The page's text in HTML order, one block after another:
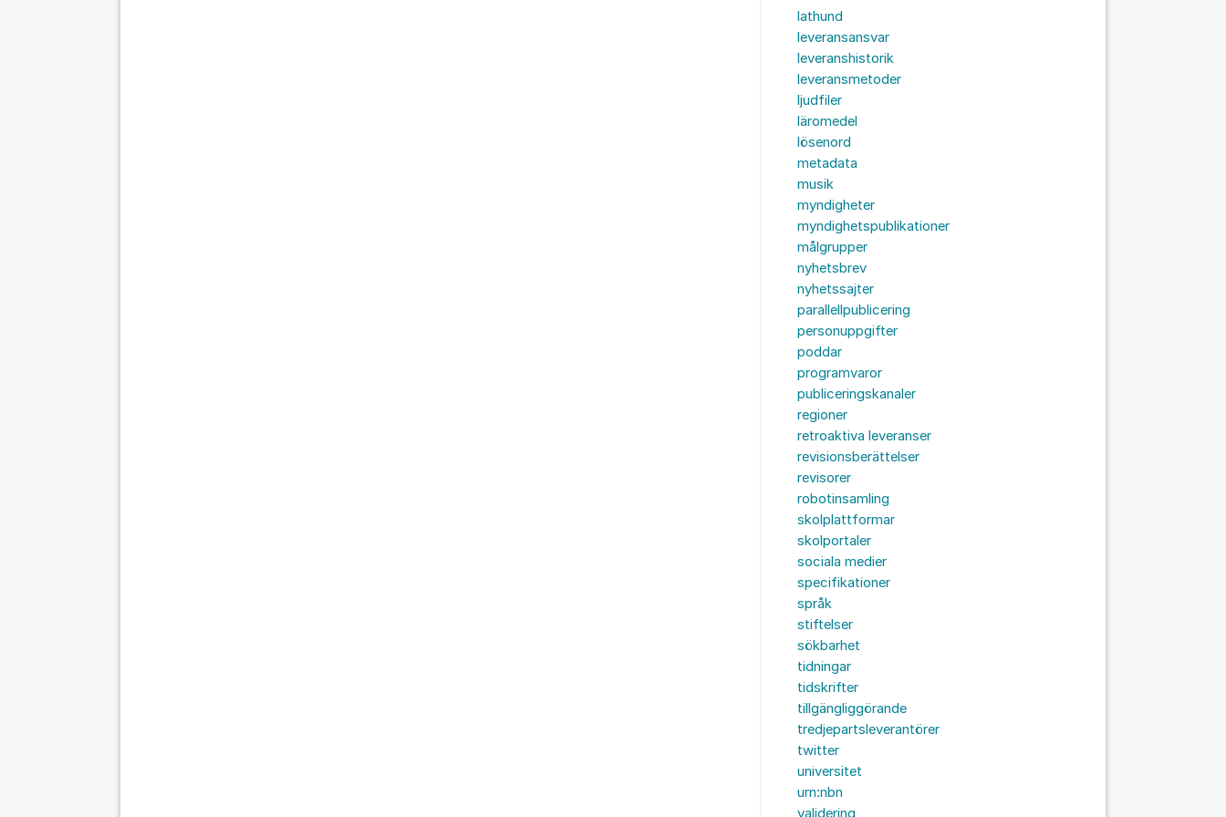
lathund
leveransansvar
leveranshistorik
leveransmetoder
ljudfiler
läromedel
lösenord
metadata
musik
myndigheter
myndighetspublikationer
målgrupper
nyhetsbrev
nyhetssajter
parallellpublicering
personuppgifter
poddar
programvaror
publiceringskanaler
regioner
retroaktiva leveranser
revisionsberättelser
revisorer
robotinsamling
skolplattformar
skolportaler
sociala medier
specifikationer
språk
stiftelser
sökbarhet
tidningar
tidskrifter
tillgängliggörande
tredjepartsleverantörer
twitter
universitet
urn:nbn
validering